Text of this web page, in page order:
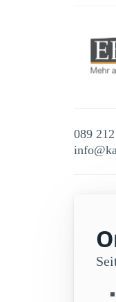
089